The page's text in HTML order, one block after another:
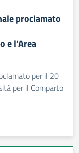
proclamato
e l’Area
per il 20
per il Comparto